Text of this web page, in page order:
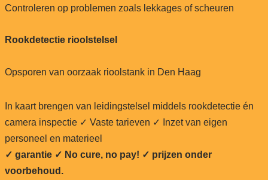
Controleren op problemen zoals lekkages of scheuren
Rookdetectie rioolstelsel
Opsporen van oorzaak rioolstank in Den Haag
In kaart brengen van leidingstelsel middels rookdetectie én
camera inspectie ✓ Vaste tarieven ✓ Inzet van eigen
personeel en materieel
✓ garantie ✓ No cure, no pay! ✓ prijzen onder
voorbehoud.